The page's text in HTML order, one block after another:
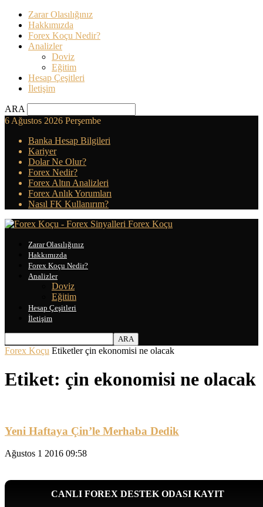
Zarar Olasılığınız
Hakkımızda
Forex Koçu Nedir?
Analizler
Doviz
Eğitim
Hesap Çeşitleri
İletişim
ARA
6 Ağustos 2026 Perşembe
Banka Hesap Bilgileri
Kariyer
Dolar Ne Olur?
Forex Nedir?
Forex Altın Analizleri
Forex Anlık Yorumları
Nasıl FK Kullanırım?
Forex Koçu
Zarar Olasılığınız
Hakkımızda
Forex Koçu Nedir?
Analizler
Doviz
Eğitim
Hesap Çeşitleri
İletişim
Forex Koçu Etiketler çin ekonomisi ne olacak
Etiket: çin ekonomisi ne olacak
Yeni Haftaya Çin’le Merhaba Dedik
Ağustos 1 2016 09:58
CANLI FOREX DESTEK ODASI KAYIT